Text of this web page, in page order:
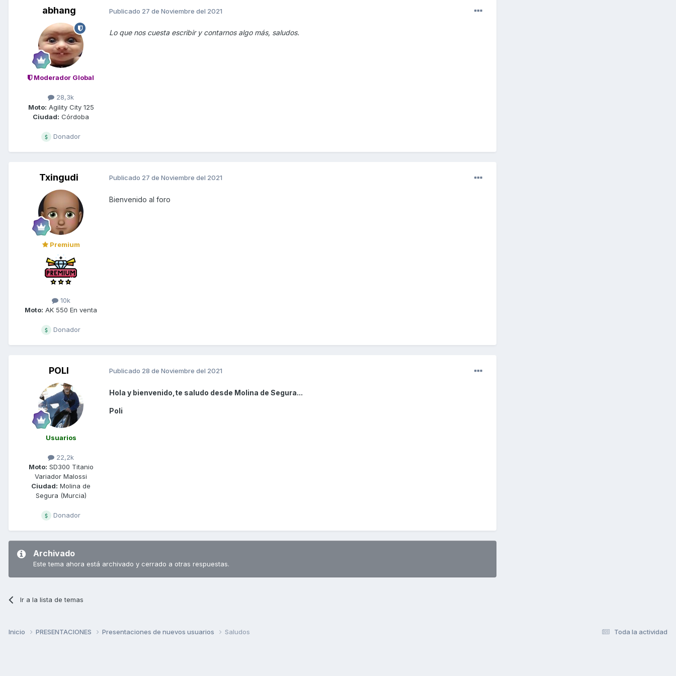
abhang
Moderador Global
28,3k
Moto: Agility City 125
Ciudad: Córdoba
Donador
Publicado 27 de Noviembre del 2021
Lo que nos cuesta escribir y contarnos algo más, saludos.
Txingudi
Premium
10k
Moto: AK 550 En venta
Donador
Publicado 27 de Noviembre del 2021
Bienvenido al foro
POLI
Usuarios
22,2k
Moto: SD300 Titanio
Variador Malossi
Ciudad: Molina de
Segura (Murcia)
Donador
Publicado 28 de Noviembre del 2021
Hola y bienvenido,te saludo desde Molina de Segura...
Poli
Archivado
Este tema ahora está archivado y cerrado a otras respuestas.
Ir a la lista de temas
Toda la actividad
Inicio PRESENTACIONES Presentaciones de nuevos usuarios Saludos